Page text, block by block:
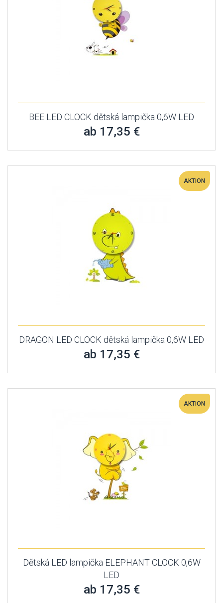
BEE LED CLOCK dětská lampička 0,6W LED
ab 17,35 €
AKTION
DRAGON LED CLOCK dětská lampička 0,6W LED
ab 17,35 €
AKTION
Dětská LED lampička ELEPHANT CLOCK 0,6W
LED
ab 17,35 €